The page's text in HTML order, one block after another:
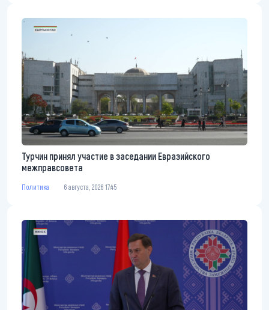
Турчин принял участие в заседании Евразийского
межправсовета
Политика 6 августа, 2026 17:45